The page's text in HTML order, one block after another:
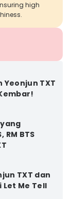
high
TXT
RM BTS
TXT dan
Me Tell